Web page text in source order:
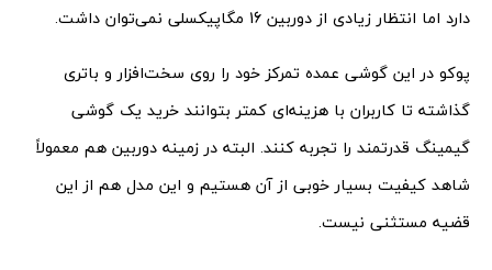
دارد اما انتظار زیادی از دوربین 16 مگاپیکسلی نمی‌توان داشت.
پوکو در این گوشی عمده تمرکز خود را روی سخت‌افزار و باتری
گذاشته تا کاربران با هزینه‌ای کمتر بتوانند خرید یک گوشی
گیمینگ قدرتمند را تجربه کنند. البته در زمینه دوربین هم معمولاً
شاهد کیفیت بسیار خوبی از آن هستیم و این مدل هم از این
قضیه مستثنی نیست.